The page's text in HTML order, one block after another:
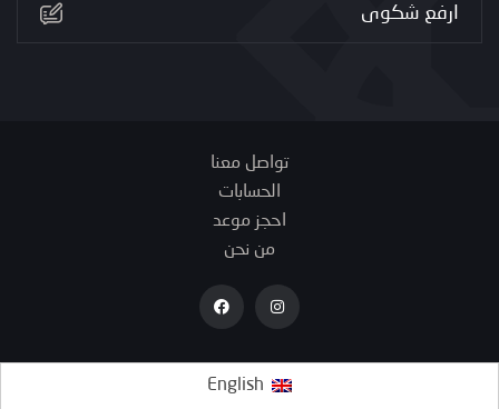
ارفع شكوى
تواصل معنا
الحسابات
احجز موعد
من نحن
English